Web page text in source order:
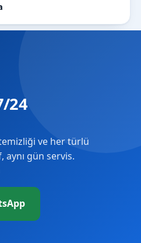
24
temizliği ve her türlü
gün servis.